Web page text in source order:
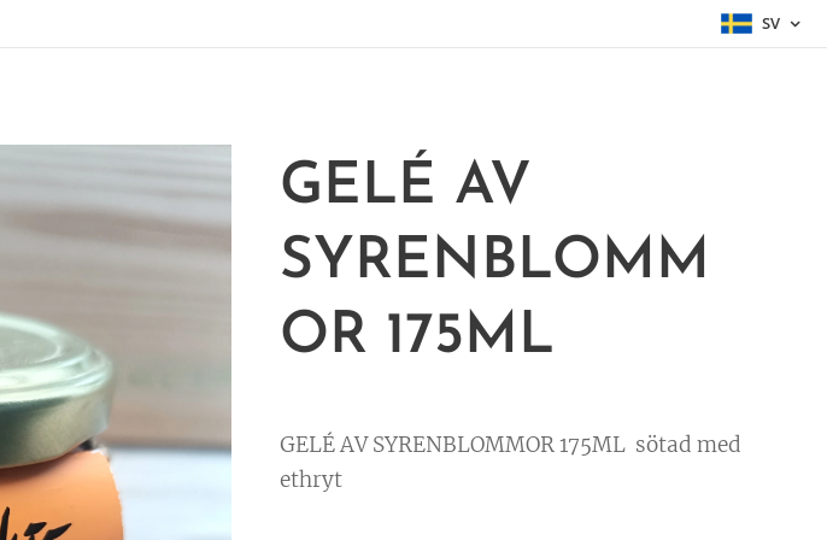
SV
GELÉ AV
SYRENBLOMM
OR 175ML
GELÉ AV SYRENBLOMMOR 175ML sötad med
ethryt